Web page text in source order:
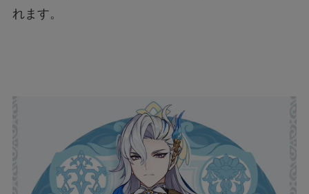
れます。